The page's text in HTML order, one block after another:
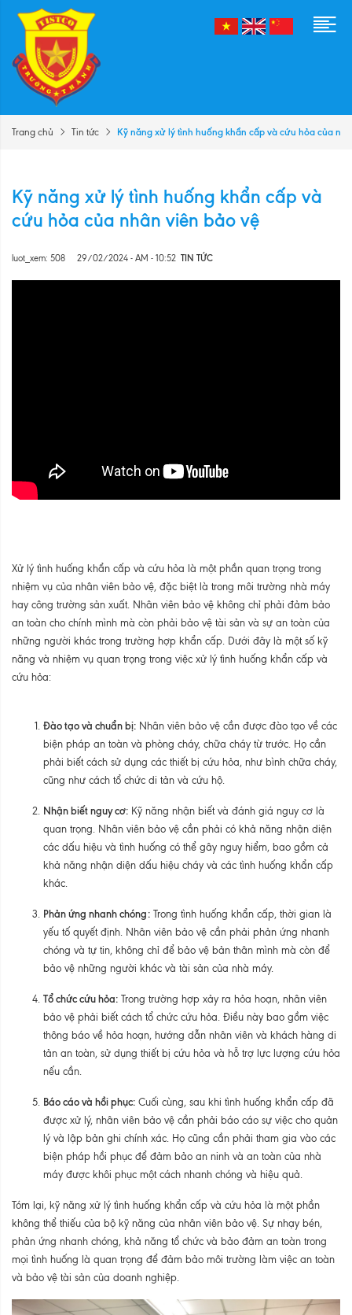
Trang chủ Tin tức Kỹ năng xử lý tình huống khẩn cấp và cứu hỏa của
Kỹ năng xử lý tình huống khẩn cấp và
cứu hỏa của nhân viên bảo vệ
luot_xem: 508 29/02/2024 - AM - 10:52 TIN TỨC
Xử lý tình huống khẩn cấp và cứu hỏa là một phần quan trọng trong
nhiệm vụ của nhân viên bảo vệ, đặc biệt là trong môi trường nhà máy
hay công trường sản xuất. Nhân viên bảo vệ không chỉ phải đảm bảo
an toàn cho chính mình mà còn phải bảo vệ tài sản và sự an toàn của
những người khác trong trường hợp khẩn cấp. Dưới đây là một số kỹ
năng và nhiệm vụ quan trọng trong việc xử lý tình huống khẩn cấp và
cứu hỏa:
Đào tạo và chuẩn bị: Nhân viên bảo vệ cần được đào tạo về các
biện pháp an toàn và phòng cháy, chữa cháy từ trước. Họ cần
phải biết cách sử dụng các thiết bị cứu hỏa, như bình chữa cháy,
cũng như cách tổ chức di tản và cứu hộ.
Nhận biết nguy cơ: Kỹ năng nhận biết và đánh giá nguy cơ là
quan trọng. Nhân viên bảo vệ cần phải có khả năng nhận diện
các dấu hiệu và tình huống có thể gây nguy hiểm, bao gồm cả
khả năng nhận diện dấu hiệu cháy và các tình huống khẩn cấp
khác.
Phản ứng nhanh chóng: Trong tình huống khẩn cấp, thời gian là
yếu tố quyết định. Nhân viên bảo vệ cần phải phản ứng nhanh
chóng và tự tin, không chỉ để bảo vệ bản thân mình mà còn để
bảo vệ những người khác và tài sản của nhà máy.
Tổ chức cứu hỏa: Trong trường hợp xảy ra hỏa hoạn, nhân viên
bảo vệ phải biết cách tổ chức cứu hỏa. Điều này bao gồm việc
thông báo về hỏa hoạn, hướng dẫn nhân viên và khách hàng di
tản an toàn, sử dụng thiết bị cứu hỏa và hỗ trợ lực lượng cứu hỏa
nếu cần.
Báo cáo và hồi phục: Cuối cùng, sau khi tình huống khẩn cấp đã
được xử lý, nhân viên bảo vệ cần phải báo cáo sự việc cho quản
lý và lập bản ghi chính xác. Họ cũng cần phải tham gia vào các
biện pháp hồi phục để đảm bảo an ninh và an toàn của nhà
máy được khôi phục một cách nhanh chóng và hiệu quả.
Tóm lại, kỹ năng xử lý tình huống khẩn cấp và cứu hỏa là một phần
không thể thiếu của bộ kỹ năng của nhân viên bảo vệ. Sự nhạy bén,
phản ứng nhanh chóng, khả năng tổ chức và bảo đảm an toàn trong
mọi tình huống là quan trọng để đảm bảo môi trường làm việc an toàn
và bảo vệ tài sản của doanh nghiệp.